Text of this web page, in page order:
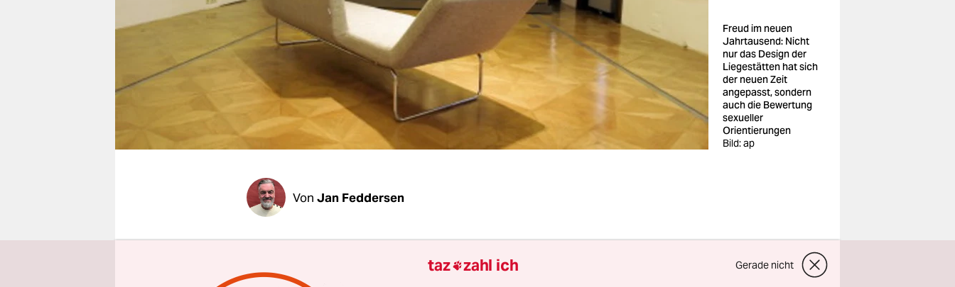
veranstaltungen
fragen & hilfe
unterstützen
genossenschaft
Freud im neuen
Jahrtausend: Nicht
nur das Design der
Liegestätten hat sich
der neuen Zeit
angepasst, sondern
auch die Bewertung
sexueller
Orientierungen
Bild: ap
Von Jan Feddersen
Therapeutisches für Homosexuelle wird in Fülle angeboten. Selbst von
jenen fundamental-christlichen Szenen, von denen die Öffentlichkeit
taz zahl ich Gerade nicht